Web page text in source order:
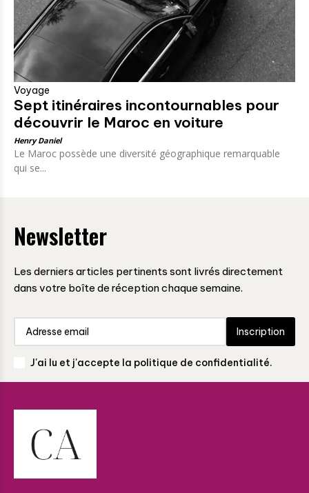
Voyage
Sept itinéraires incontournables pour
découvrir le Maroc en voiture
Henry Daniel
Le Maroc possède une diversité géographique remarquable
qui se...
Newsletter
Les derniers articles pertinents sont livrés directement
dans votre boîte de réception chaque semaine.
Inscription
J'ai lu et j'accepte la politique de confidentialité.